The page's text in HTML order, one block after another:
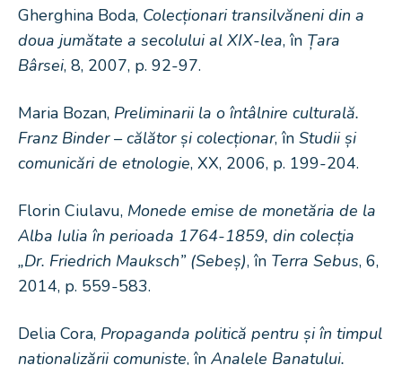
Gherghina Boda, Colecționari transilvăneni din a
doua jumătate a secolului al XIX-lea, în Țara
Bârsei, 8, 2007, p. 92-97.
Maria Bozan, Preliminarii la o întâlnire culturală.
Franz Binder – călător și colecționar, în Studii și
comunicări de etnologie, XX, 2006, p. 199-204.
Florin Ciulavu, Monede emise de monetăria de la
Alba Iulia în perioada 1764-1859, din colecția
„Dr. Friedrich Mauksch” (Sebeș), în Terra Sebus, 6,
2014, p. 559-583.
Delia Cora, Propaganda politică pentru și în timpul
naționalizării comuniste, în Analele Banatului.